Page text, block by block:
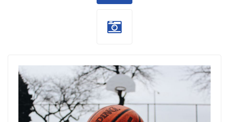
srpski kosarkasi
doniraju.jpg